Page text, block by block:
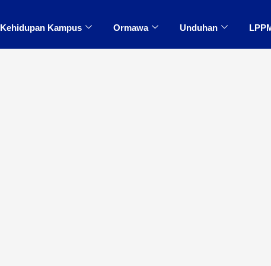
Kehidupan Kampus Ormawa Unduhan